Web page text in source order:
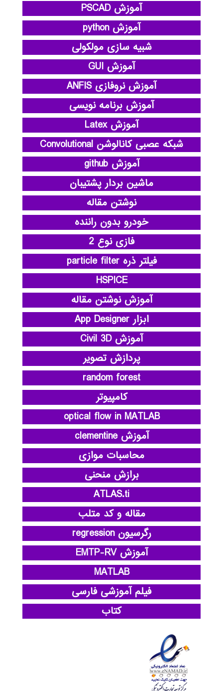
آموزش PSCAD
آموزش python
شبیه سازی مولکولی
آموزش GUI
آموزش نروفازی ANFIS
آموزش برنامه نویسی
آموزش Latex
شبکه عصبی کانالوشن Convolutional
آموزش github
ماشین بردار پشتیبان
نوشتن مقاله
خودرو بدون راننده
فازی نوع 2
فیلتر ذره particle filter
HSPICE
آموزش نوشتن مقاله
ابزار App Designer
آموزش Civil 3D
پردازش تصویر
random forest
کامپیوتر
optical flow in MATLAB
آموزش clementine
محاسبات موازی
برازش منحنی
ATLAS.ti
مقاله و کد متلب
رگرسیون regression
آموزش EMTP-RV
MATLAB
فیلم آموزشی فارسی
کتاب